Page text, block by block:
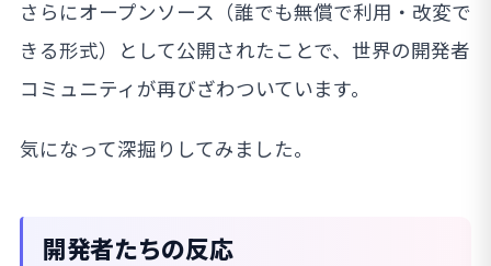
さらにオープンソース（誰でも無償で利用・改変で
きる形式）として公開されたことで、世界の開発者
コミュニティが再びざわついています。
気になって深掘りしてみました。
開発者たちの反応